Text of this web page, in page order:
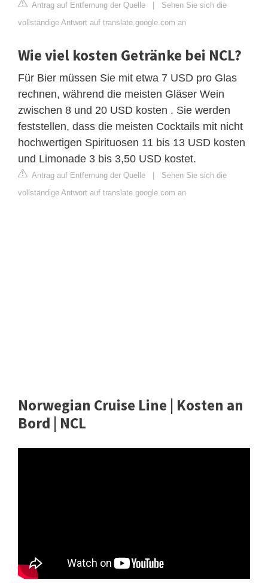
Antrag auf Entfernung der Quelle
Sehen Sie sich die
vollständige Antwort auf translate.google.com an
Wie viel kosten Getränke bei NCL?
Für Bier müssen Sie mit etwa 7 USD pro Glas
rechnen, während die meisten Gläser Wein
zwischen 8 und 20 USD kosten . Sie werden
feststellen, dass die meisten Cocktails mit nicht
hochwertigen Spirituosen 11 bis 13 USD kosten
und Limonade 3 bis 3,50 USD kostet.
Antrag auf Entfernung der Quelle
Sehen Sie sich die
vollständige Antwort auf translate.google.com an
Norwegian Cruise Line | Kosten an
Bord | NCL